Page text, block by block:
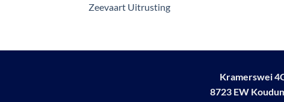
Zeevaart Uitrusting
Kramerswei
8723 EW